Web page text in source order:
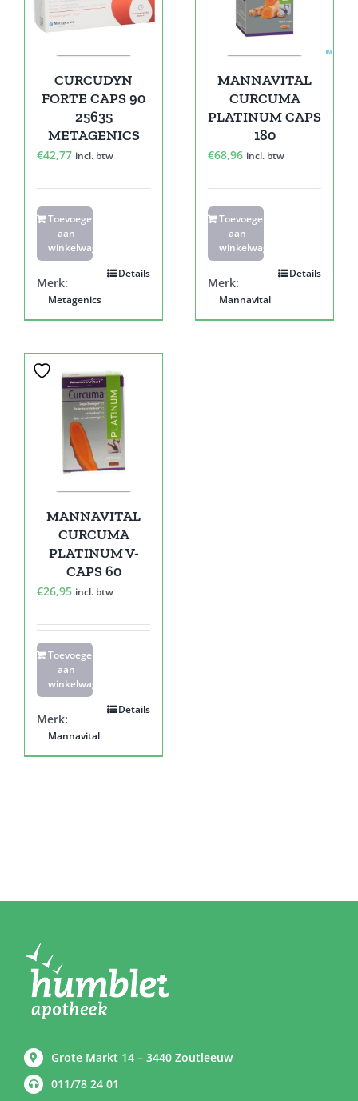
CURCUDYN
FORTE CAPS 90
25635
METAGENICS
€42,77 incl. btw
Toevoegen
aan
winkelwagen
Details
Merk:
Metagenics
MANNAVITAL
CURCUMA
PLATINUM CAPS
180
€68,96 incl. btw
Toevoegen
aan
winkelwagen
Details
Merk:
Mannavital
MANNAVITAL
CURCUMA
PLATINUM V-
CAPS 60
€26,95 incl. btw
Toevoegen
aan
winkelwagen
Details
Merk:
Mannavital
Grote Markt 14 – 3440 Zoutleeuw
011/78 24 01